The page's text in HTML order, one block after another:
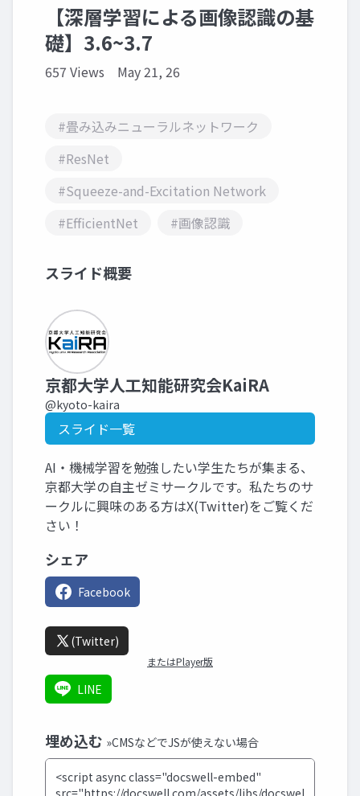
【深層学習による画像認識の基
礎】3.6~3.7
657 Views May 21, 26
#畳み込みニューラルネットワーク
#ResNet
#Squeeze-and-Excitation Network
#EfficientNet
#画像認識
スライド概要
京都大学人工知能研究会KaiRA
@kyoto-kaira
スライド一覧
AI・機械学習を勉強したい学生たちが集まる、
京都大学の自主ゼミサークルです。私たちのサ
ークルに興味のある方はX(Twitter)をご覧くだ
さい！
シェア
Facebook
(Twitter)
またはPlayer版
LINE
埋め込む »CMSなどでJSが使えない場合